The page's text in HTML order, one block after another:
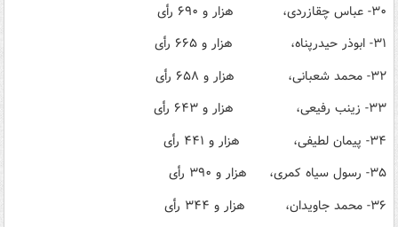
۳۰- عباس چقازردی، هزار و ۶۹۰ رأی
۳۱- ابوذر حیدرپناه، هزار و ۶۶۵ رأی
۳۲- محمد شعبانی، هزار و ۶۵۸ رأی
۳۳- زینب رفیعی، هزار و ۶۴۳ رأی
۳۴- پیمان لطیفی، هزار و ۴۴۱ رأی
۳۵- رسول سیاه کمری، هزار و ۳۹۰ رأی
۳۶- محمد جاویدان، هزار و ۳۴۴ رأی